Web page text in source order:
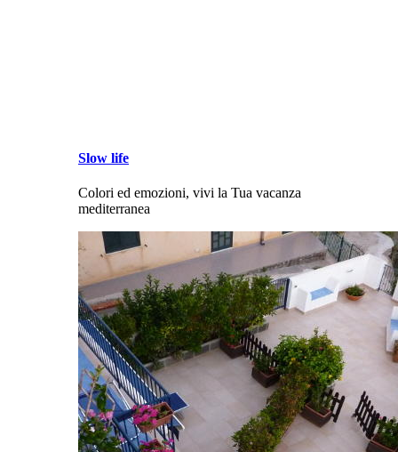
Slow life
Colori ed emozioni, vivi la Tua vacanza
mediterranea